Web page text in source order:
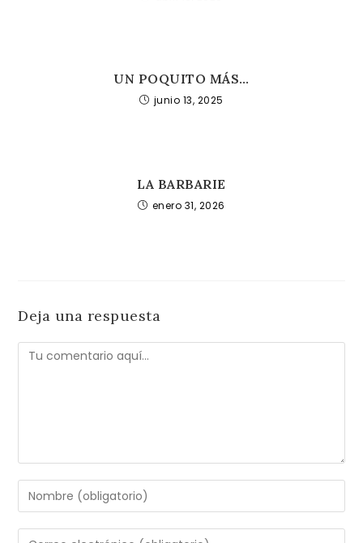
UN POQUITO MÁS…
junio 13, 2025
LA BARBARIE
enero 31, 2026
Deja una respuesta
Comentario
Introduce
tu
nombre
Introduce